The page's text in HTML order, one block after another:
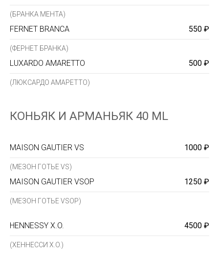
(БРАНКА MEHTA)
FERNET BRANCA 550 ₽
(ФЕРНЕТ БРАНКА)
LUXARDO AMARETTO 500 ₽
(ЛЮКСАРДО АМАРЕТТО)
КОНЬЯК И АРМАНЬЯК 40 ML
MAISON GAUTIER VS 1000 ₽
(МЕЗОН ГОТЬЕ VS)
MAISON GAUTIER VSOP 1250 ₽
(МЕЗОН ГОТЬЕ VSOP)
HENNESSY X.O. 4500 ₽
(ХЕННЕССИ X.O.)